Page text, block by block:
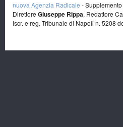
nuova Agenzia Radicale -
Direttore Giuseppe Rippa, Redattore
Iscr. e reg. Tribunale di Napoli n. 5208